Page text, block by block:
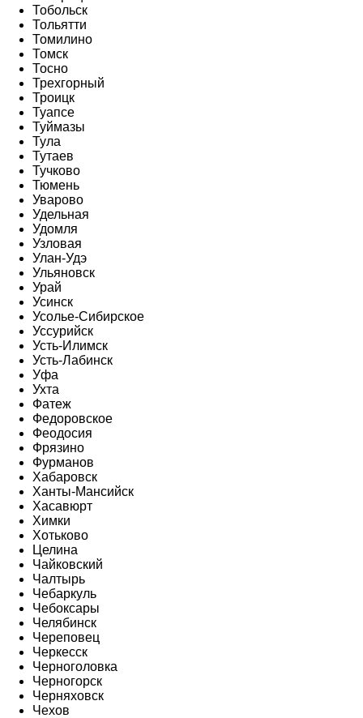
Тобольск
Тольятти
Томилино
Томск
Тосно
Трехгорный
Троицк
Туапсе
Туймазы
Тула
Тутаев
Тучково
Тюмень
Уварово
Удельная
Удомля
Узловая
Улан-Удэ
Ульяновск
Урай
Усинск
Усолье-Сибирское
Уссурийск
Усть-Илимск
Усть-Лабинск
Уфа
Ухта
Фатеж
Федоровское
Феодосия
Фрязино
Фурманов
Хабаровск
Ханты-Мансийск
Хасавюрт
Химки
Хотьково
Целина
Чайковский
Чалтырь
Чебаркуль
Чебоксары
Челябинск
Череповец
Черкесск
Черноголовка
Черногорск
Черняховск
Чехов